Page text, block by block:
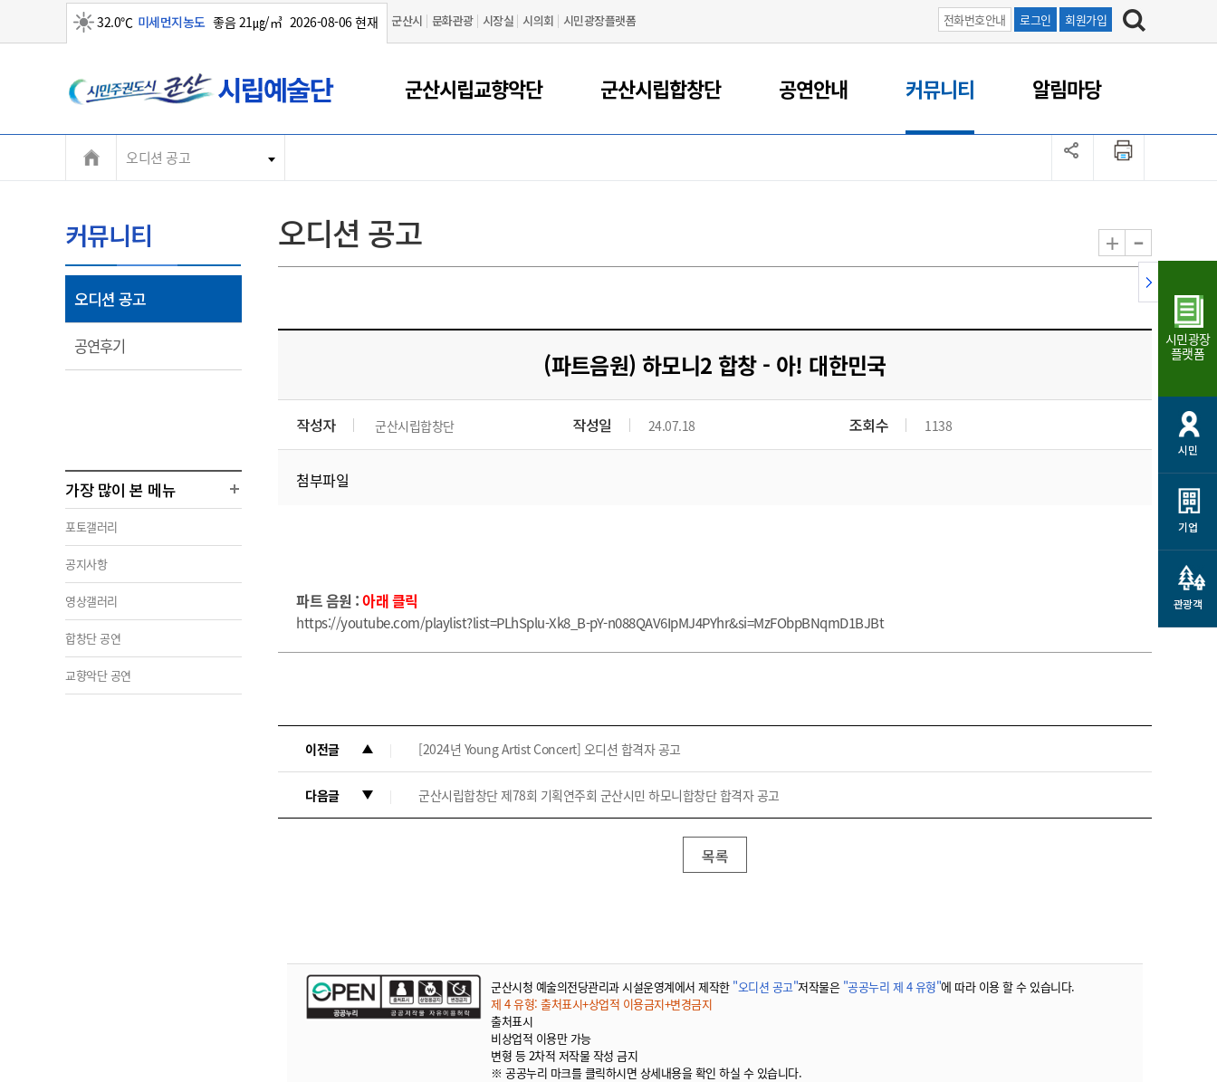
32.0℃ 미세먼지농도 좋음 21㎍/㎥ 2026-08-06 현재 군산시 문화관광 시장실 시의회 시민광장플랫폼 전화번호안내 로그인 회원가입
산
시
군산시립교향악단 군산시립합창단 공연안내 커뮤니티 알림마당
오디션 공고
커뮤니티
오디션 공고열
림
공연후기
림
가장 많이 본 메뉴
포토갤러리
공지사항
영상갤러리
합창단 공연
교향악단 공연
오디션 공고 + -
(파트음원) 하모니2 합창 - 아! 대한민국
작성자 군산시립합창단 작성일 24.07.18 조회수 1138
첨부파일
파트 음원 :아래 클릭
https://youtube.com/playlist?list=PLhSplu-Xk8_B-pY-n088QAV6IpMJ4PYhr&si=MzFObpBNqmD1BJBt
이전글 [2024년 Young Artist Concert] 오디션 합격자 공고
다음글 군산시립합창단 제78회 기획연주회 군산시민 하모니합창단 합격자 공고
목록
군산시청 예술의전당관리과 시설운영계에서 제작한 "오디션 공고"저작물은 "공공누리 제 4 유형"에 따라 이용 할 수 있습니다.
제 4 유형: 출처표시+상업적 이용금지+변경금지
출처표시
비상업적 이용만 가능
변형 등 2차적 저작물 작성 금지
※ 공공누리 마크를 클릭하시면 상세내용을 확인 하실 수 있습니다.
시민광장
플랫폼
시민
기업
관광객